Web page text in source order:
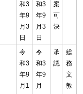
和3
年9
月3
日
和3
年9
月3
日
案
可
決
令
和3
年9
月1
令
和3
年9
月
承
認
総
務
文
教